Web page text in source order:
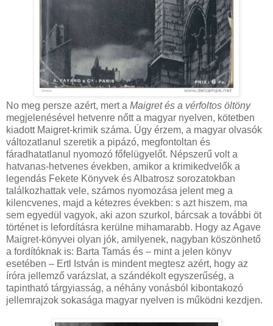
No meg persze azért, mert a Maigret és a vérfoltos öltöny
megjelenésével hetvenre nőtt a magyar nyelven, kötetben
kiadott Maigret-krimik száma. Úgy érzem, a magyar olvasók
változatlanul szeretik a pipázó, megfontoltan és
fáradhatatlanul nyomozó főfelügyelőt. Népszerű volt a
hatvanas-hetvenes években, amikor a krimikedvelők a
legendás Fekete Könyvek és Albatrosz sorozatokban
találkozhattak vele, számos nyomozása jelent meg a
kilencvenes, majd a kétezres években: s azt hiszem, ma
sem egyedül vagyok, aki azon szurkol, bárcsak a további öt
történet is lefordításra kerülne mihamarabb. Hogy az Agave
Maigret-könyvei olyan jók, amilyenek, nagyban köszönhető
a fordítóknak is: Barta Tamás és – mint a jelen könyv
esetében – Ertl István is mindent megtesz azért, hogy az
íróra jellemző varázslat, a szándékolt egyszerűség, a
tapintható tárgyiasság, a néhány vonásból kibontakozó
jellemrajzok sokasága magyar nyelven is működni kezdjen.